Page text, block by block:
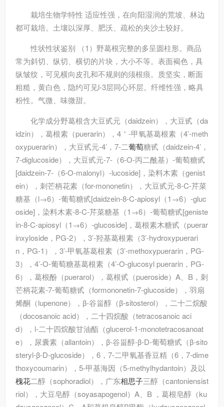
栽培生物学特性 适应性强，在向阳湿润的荒坡、林边
都可栽培。土壤以深厚、肥沃、疏松的夹沙土较好。
性状性状鉴别 （1）野葛根完整的多呈圆柱形。商品
常为斜切、纵切、横切的片块，大小不等。表面褐色，具
纵皱纹，可见横向皮孔和不规则的须根痕。质坚实，断面
粗糙，黄白色，隐约可见l-3层同心环层。纤维性强，略具
粉性。气微、味微甜。
化学成分野葛根含大豆甙元（daidzein），大豆甙（da
idzin），葛根素（puerarin），4＇-甲氧基葛根素（4’-meth
oxypuerarin），大豆甙元-4’，7-二葡萄糖甙（daidzein-4’，
7-diglucoside），大豆甙元-7-（6-O-丙二酰基）-葡萄糖甙
[daidzein-7-（6-O-malonyl）-lucoside]，染料木素（genist
ein），刺芒柄花素（for-mononetin），大豆甙元-8-C-芹菜
糖基（l→6）-葡萄糖甙[daidzein-8-C-apiosyl（1→6）-gluc
oside]，染料木素-8-C-芹菜糖基（1→6）-葡萄糖甙[geniste
in-8-C-apiosyl（1→6）-glucoside]，葛根素木糖甙（puerar
inxyloside，PG-2），3’-羟基葛根素（3’-hydroxypuerari
n，PG-1），3’-甲氧基葛根素（3’-methoxypuerarin，PG-
3），4’-O-葡萄糖基葛根素（4’-O-glucosyl puerarin，PG-
6），葛根酚（puerarol），葛根甙（pueroside）A、B，刺
芒柄花素-7-葡萄糖甙（formononetin-7-glucoside），羽扇
烯酮（lupenone），β-谷甾醇（β-sitosterol），二十二烷酸
（docosanoic acid），二十四烷酸（tetracosanoic aci
d），l-二十四烷酸甘油酯（glucerol-1-monotetracosanoat
e），尿囊素（allantoin），β-谷甾醇-β-D-葡萄糖甙（β-sito
steryl-β-D-glucoside），6，7-二甲氧基香豆精（6，7-dime
thoxycoumarin），5-甲基海因（5-methylhydantoin）及以
槐花二醇（sophoradiol），广东相思子三醇（cantoniensist
riol），大豆皂醇（soyasapogenol）A、B ，葛根皂醇（ku